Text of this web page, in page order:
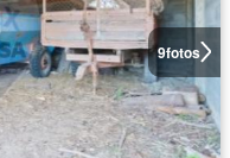
9fotos